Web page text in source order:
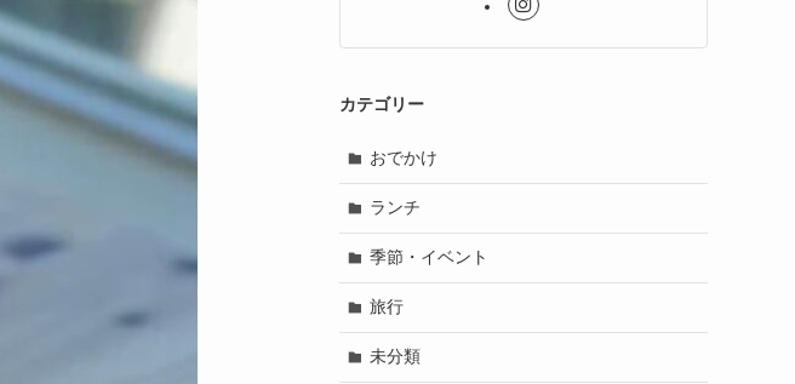
カテゴリー
おでかけ
ランチ
季節・イベント
旅行
未分類